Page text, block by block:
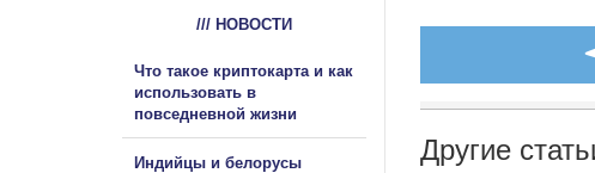
Другие
/// НОВОСТИ
Что такое криптокарта и как
использовать в
повседневной жизни
Индийцы и белорусы